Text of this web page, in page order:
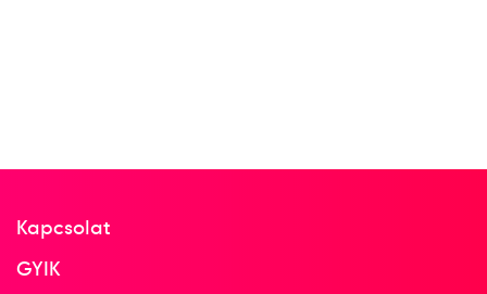
2003
Kapcsolat
GYIK